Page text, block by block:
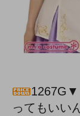
1267G▼
ってもいい